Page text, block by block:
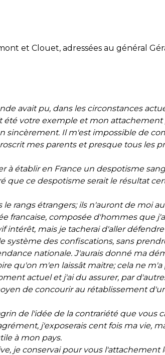
et Clouet, adressées au général
avait pu, dans les circonstances
été votre exemple et mon attachement
sincèrement. Il m'est impossible de
mes parents et presque tous les
à établir en France un despotisme
que ce despotisme serait le résultat
le rangs étrangers; ils n'auront de moi
francaise, composée d'hommes que
intérêt, mais je tacherai d'aller
système des confiscations, sans
nationale. J'aurais donné ma
qu'on m'en laissât maitre; cela ne
actuel et j'ai du assurer, par
de concourir au rétablissement
de l'idée de la contrariété que vous
j'exposerais cent fois ma vie,
à mon pays.
je conservai pour vous l'attachement